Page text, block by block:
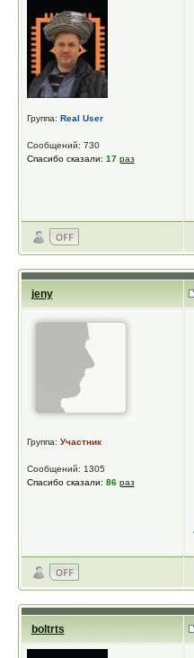
Группа: Real User
Сообщений: 730
Спасибо сказали: 17 раз
jeny
Группа: Участник
Сообщений: 1305
Спасибо сказали: 86 раз
boltrts